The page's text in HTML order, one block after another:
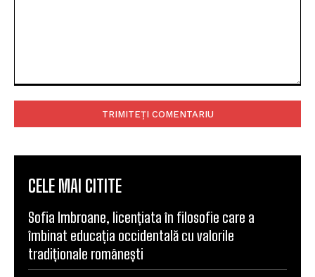
CELE MAI CITITE
Sofia Imbroane, licențiata în filosofie care a
îmbinat educația occidentală cu valorile
tradiționale românești